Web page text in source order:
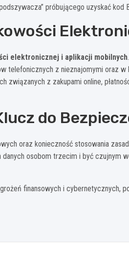
próbującego uzyskać kod
elektronicznej i aplikacji mobilnych
telefonicznych z nieznajomymi oraz w
związanych z zakupami online,
do
oraz konieczność stosowania
danych osobom trzecim i być czujnym
finansowych i cybernetycznych,